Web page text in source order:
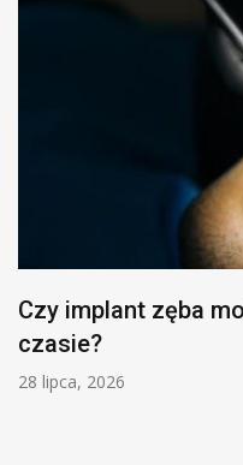
Czy implant zęba
czasie?
28 lipca, 2026